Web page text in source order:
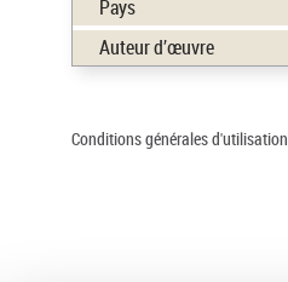
Pays
Auteur d’œuvre
Conditions générales d'utilisation